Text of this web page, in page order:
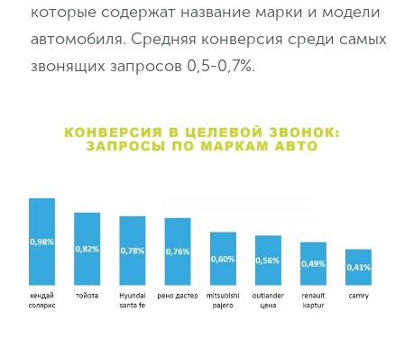
которые содержат название марки и модели
автомобиля. Средняя конверсия среди самых
звонящих запросов 0,5-0,7%.